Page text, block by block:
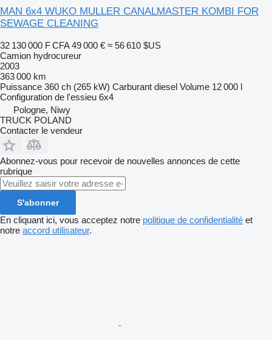
MAN 6x4 WUKO MULLER CANALMASTER KOMBI FOR
SEWAGE CLEANING
32 130 000 F CFA 49 000 € ≈ 56 610 $US
Camion hydrocureur
2003
363 000 km
Puissance 360 ch (265 kW) Carburant diesel Volume 12 000 l
Configuration de l'essieu 6x4
Pologne, Niwy
TRUCK POLAND
Contacter le vendeur
Abonnez-vous pour recevoir de nouvelles annonces de cette
rubrique
S'abonner
En cliquant ici, vous acceptez notre politique de confidentialité et
notre accord utilisateur.